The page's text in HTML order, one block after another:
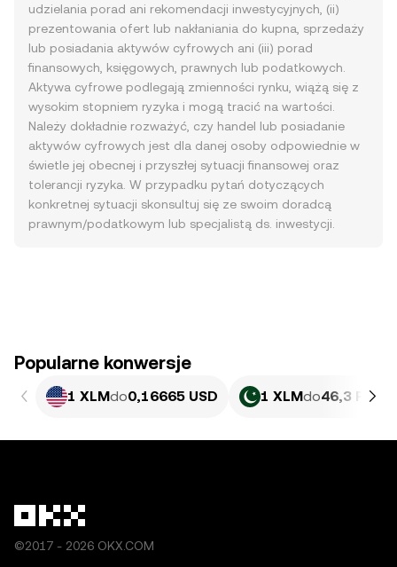
udzielania porad ani rekomendacji inwestycyjnych, (ii)
prezentowania ofert lub nakłaniania do kupna, sprzedaży
lub posiadania aktywów cyfrowych ani (iii) porad
finansowych, księgowych, prawnych lub podatkowych.
Aktywa cyfrowe podlegają zmienności rynku, wiążą się z
wysokim stopniem ryzyka i mogą tracić na wartości.
Należy dokładnie rozważyć, czy handel lub posiadanie
aktywów cyfrowych jest dla danej osoby odpowiednie w
świetle jej obecnej i przyszłej sytuacji finansowej oraz
tolerancji ryzyka. W przypadku pytań dotyczących
konkretnej sytuacji skonsultuj się ze swoim doradcą
prawnym/podatkowym lub specjalistą ds. inwestycji.
Popularne konwersje
1 XLMdo0,16665 USD 1 XLMdo46,3 PKR
©2017 - 2026 OKX.COM